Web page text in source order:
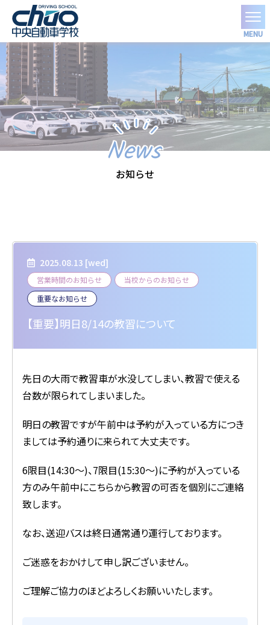
MENU
お知らせ
News
2025.08.13 [wed]
営業時間のお知らせ
当校からのお知らせ
重要なお知らせ
【重要】明日8/14の教習について
先日の大雨で教習車が水没してしまい、教習で使える
台数が限られてしまいました。
明日の教習ですが午前中は予約が入っている方につき
ましては予約通りに来られて大丈夫です。
6限目(14:30～)、7限目(15:30～)に予約が入っている
方のみ午前中にこちらから教習の可否を個別にご連絡
致します。
なお、送迎バスは終日通常通り運行しております。
ご迷惑をおかけして申し訳ございません。
ご理解ご協力のほどよろしくお願いいたします。